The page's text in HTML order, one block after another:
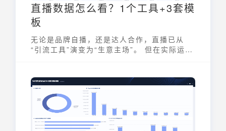
直播数据怎么看？1个工具+3套模
板
无论是品牌自播，还是达人合作，直播已从
“引流工具”演变为“生意主场”。 但在实际运营
文为大家带来详细解答。